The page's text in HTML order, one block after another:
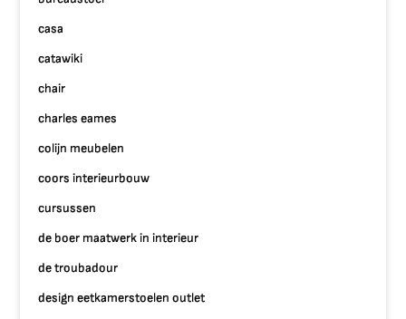
casa
catawiki
chair
charles eames
colijn meubelen
coors interieurbouw
cursussen
de boer maatwerk in interieur
de troubadour
design eetkamerstoelen outlet